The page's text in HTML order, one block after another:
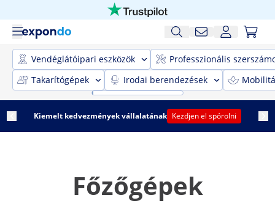
Vendéglátóipari eszközök
Professzionális
Takarítógépek
Irodai berendezések
Kiemelt kedvezmények vállalatának Kezdjen el spórolni
Főzőgépek